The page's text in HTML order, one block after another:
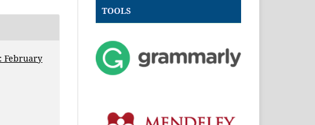
February
TOOLS